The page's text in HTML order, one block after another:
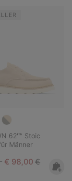
62'™ Stoic
Männer
sale price:
- Maximum sale
€ 98,00 Regular
€